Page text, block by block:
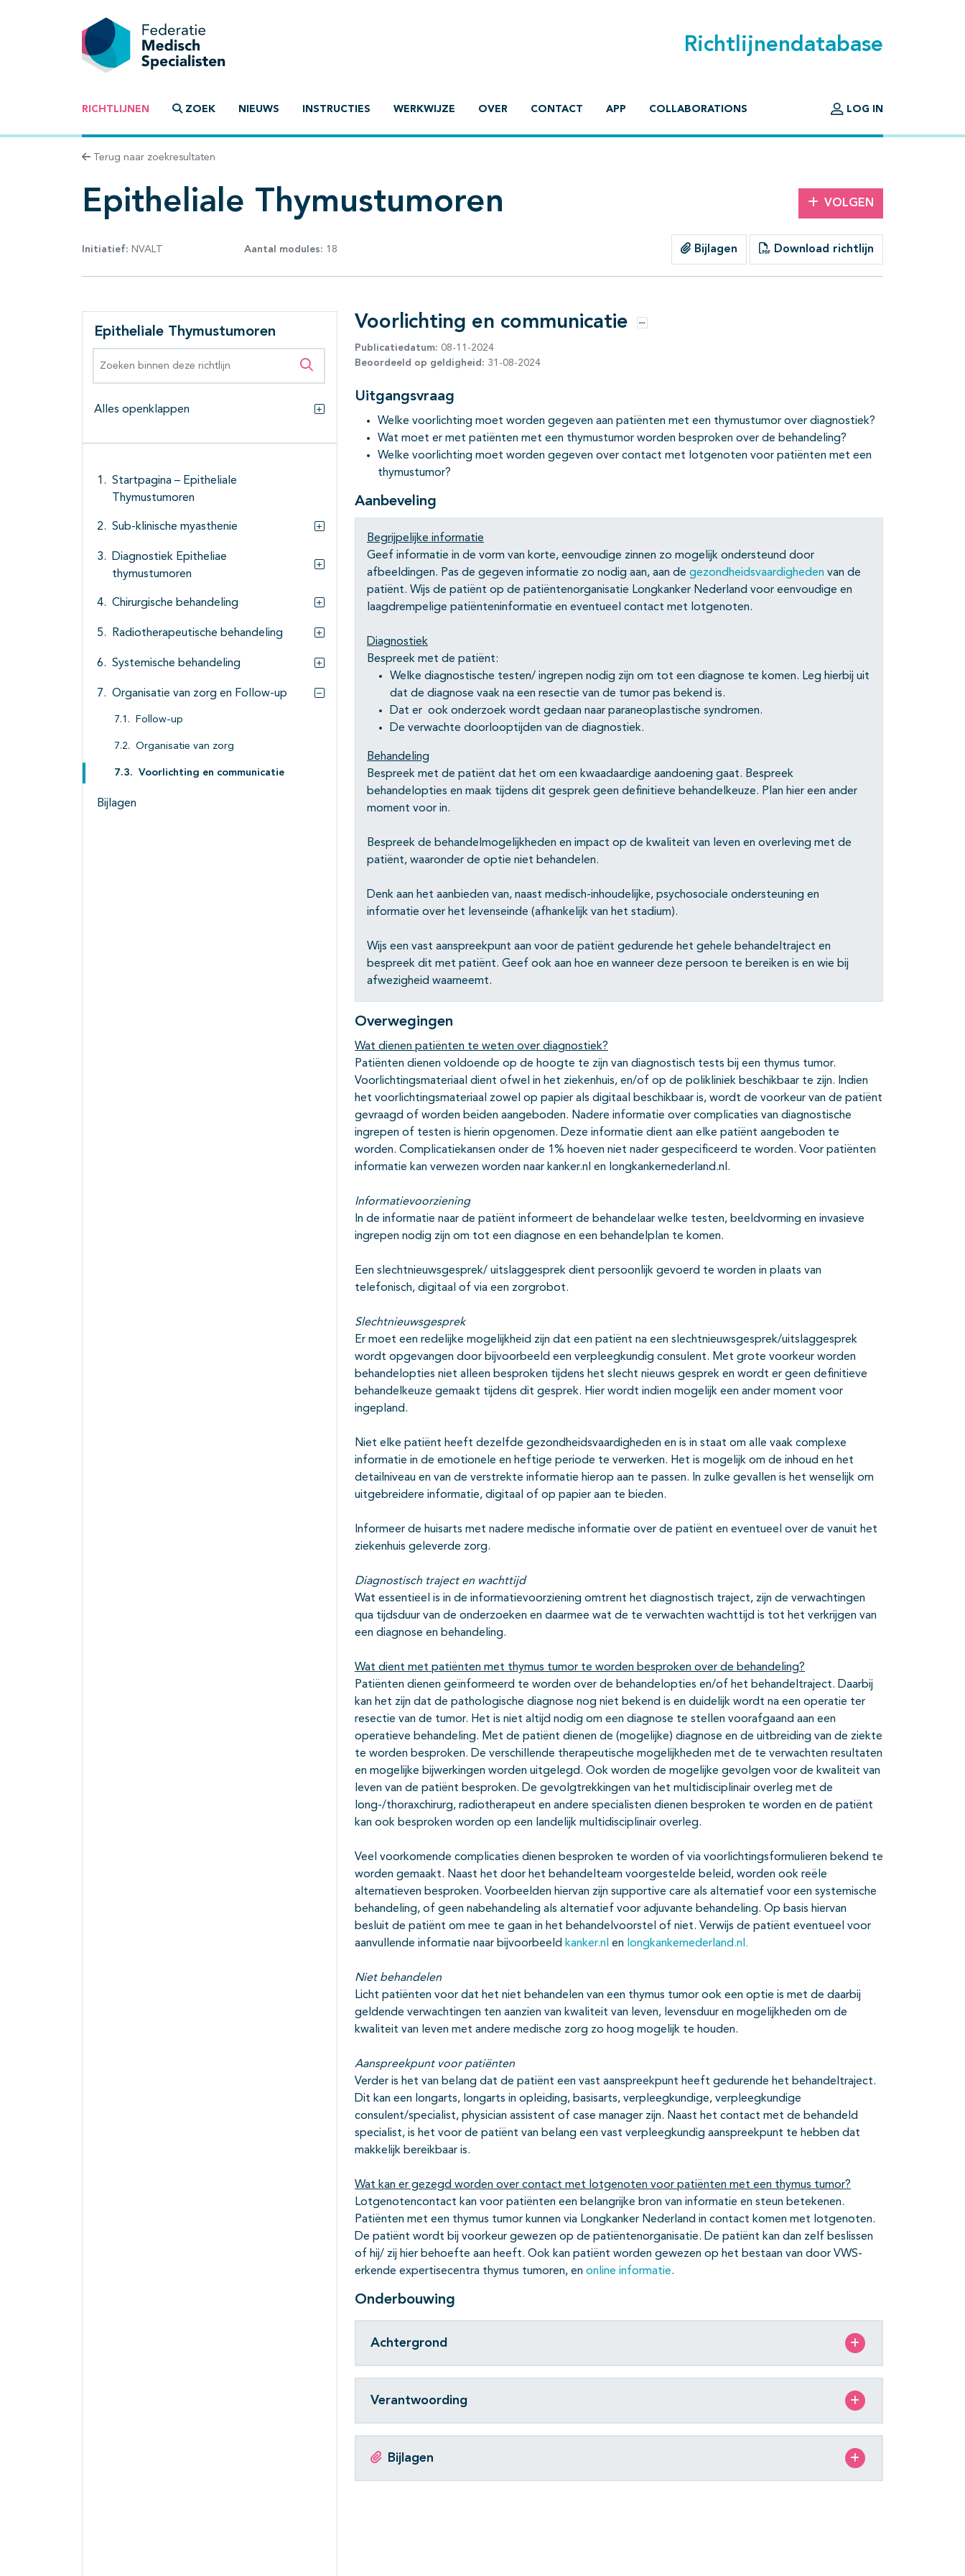
Richtlijnendatabase
RICHTLIJNEN ZOEK NIEUWS INSTRUCTIES WERKWIJZE OVER CONTACT APP COLLABORATIONS LOG IN
Terug naar zoekresultaten
Epitheliale Thymustumoren VOLGEN
Initiatief: NVALT Aantal modules: 18 Bijlagen Download richtlijn
Epitheliale Thymustumoren
Zoeken binnen deze richtlijn
Alles openklappen
Alles openklappen
Startpagina – Epitheliale
Thymustumoren
Sub-klinische myasthenie
Subpagina's open- en dichtklappen
Diagnostiek Epitheliae
thymustumoren
Subpagina's open- en dichtklappen
Chirurgische behandeling
Radiotherapeutische behandeling
Subpagina's open- en dichtklappen
Systemische behandeling
Subpagina's open- en dichtklappen
Organisatie van zorg en Follow-up
Subpagina's open- en dichtklappen
Follow-up
Organisatie van zorg
Voorlichting en communicatie
Bijlagen
Voorlichting en communicatie Opties
Publicatiedatum: 08-11-2024
Beoordeeld op geldigheid: 31-08-2024
Uitgangsvraag
Welke voorlichting moet worden gegeven aan patiënten met een thymustumor over diagnostiek?
Wat moet er met patiënten met een thymustumor worden besproken over de behandeling?
Welke voorlichting moet worden gegeven over contact met lotgenoten voor patiënten met een
thymustumor?
Aanbeveling
Begrijpelijke informatie
Geef informatie in de vorm van korte, eenvoudige zinnen zo mogelijk ondersteund door
afbeeldingen. Pas de gegeven informatie zo nodig aan, aan de gezondheidsvaardigheden van de
patiënt. Wijs de patiënt op de patiëntenorganisatie Longkanker Nederland voor eenvoudige en
laagdrempelige patiënteninformatie en eventueel contact met lotgenoten.
Diagnostiek
Bespreek met de patiënt:
Welke diagnostische testen/ ingrepen nodig zijn om tot een diagnose te komen. Leg hierbij uit
dat de diagnose vaak na een resectie van de tumor pas bekend is.
Dat er ook onderzoek wordt gedaan naar paraneoplastische syndromen.
De verwachte doorlooptijden van de diagnostiek.
Behandeling
Bespreek met de patiënt dat het om een kwaadaardige aandoening gaat. Bespreek
behandelopties en maak tijdens dit gesprek geen definitieve behandelkeuze. Plan hier een ander
moment voor in.
Bespreek de behandelmogelijkheden en impact op de kwaliteit van leven en overleving met de
patiënt, waaronder de optie niet behandelen.
Denk aan het aanbieden van, naast medisch-inhoudelijke, psychosociale ondersteuning en
informatie over het levenseinde (afhankelijk van het stadium).
Wijs een vast aanspreekpunt aan voor de patiënt gedurende het gehele behandeltraject en
bespreek dit met patiënt. Geef ook aan hoe en wanneer deze persoon te bereiken is en wie bij
afwezigheid waarneemt.
Overwegingen
Wat dienen patiënten te weten over diagnostiek?
Patiënten dienen voldoende op de hoogte te zijn van diagnostisch tests bij een thymus tumor.
Voorlichtingsmateriaal dient ofwel in het ziekenhuis, en/of op de polikliniek beschikbaar te zijn. Indien
het voorlichtingsmateriaal zowel op papier als digitaal beschikbaar is, wordt de voorkeur van de patiënt
gevraagd of worden beiden aangeboden. Nadere informatie over complicaties van diagnostische
ingrepen of testen is hierin opgenomen. Deze informatie dient aan elke patiënt aangeboden te
worden. Complicatiekansen onder de 1% hoeven niet nader gespecificeerd te worden. Voor patiënten
informatie kan verwezen worden naar kanker.nl en longkankernederland.nl.
Informatievoorziening
In de informatie naar de patiënt informeert de behandelaar welke testen, beeldvorming en invasieve
ingrepen nodig zijn om tot een diagnose en een behandelplan te komen.
Een slechtnieuwsgesprek/ uitslaggesprek dient persoonlijk gevoerd te worden in plaats van
telefonisch, digitaal of via een zorgrobot.
Slechtnieuwsgesprek
Er moet een redelijke mogelijkheid zijn dat een patiënt na een slechtnieuwsgesprek/uitslaggesprek
wordt opgevangen door bijvoorbeeld een verpleegkundig consulent. Met grote voorkeur worden
behandelopties niet alleen besproken tijdens het slecht nieuws gesprek en wordt er geen definitieve
behandelkeuze gemaakt tijdens dit gesprek. Hier wordt indien mogelijk een ander moment voor
ingepland.
Niet elke patiënt heeft dezelfde gezondheidsvaardigheden en is in staat om alle vaak complexe
informatie in de emotionele en heftige periode te verwerken. Het is mogelijk om de inhoud en het
detailniveau en van de verstrekte informatie hierop aan te passen. In zulke gevallen is het wenselijk om
uitgebreidere informatie, digitaal of op papier aan te bieden.
Informeer de huisarts met nadere medische informatie over de patiënt en eventueel over de vanuit het
ziekenhuis geleverde zorg.
Diagnostisch traject en wachttijd
Wat essentieel is in de informatievoorziening omtrent het diagnostisch traject, zijn de verwachtingen
qua tijdsduur van de onderzoeken en daarmee wat de te verwachten wachttijd is tot het verkrijgen van
een diagnose en behandeling.
Wat dient met patiënten met thymus tumor te worden besproken over de behandeling?
Patiënten dienen geïnformeerd te worden over de behandelopties en/of het behandeltraject. Daarbij
kan het zijn dat de pathologische diagnose nog niet bekend is en duidelijk wordt na een operatie ter
resectie van de tumor. Het is niet altijd nodig om een diagnose te stellen voorafgaand aan een
operatieve behandeling. Met de patiënt dienen de (mogelijke) diagnose en de uitbreiding van de ziekte
te worden besproken. De verschillende therapeutische mogelijkheden met de te verwachten resultaten
en mogelijke bijwerkingen worden uitgelegd. Ook worden de mogelijke gevolgen voor de kwaliteit van
leven van de patiënt besproken. De gevolgtrekkingen van het multidisciplinair overleg met de
long-/thoraxchirurg, radiotherapeut en andere specialisten dienen besproken te worden en de patiënt
kan ook besproken worden op een landelijk multidisciplinair overleg.
Veel voorkomende complicaties dienen besproken te worden of via voorlichtingsformulieren bekend te
worden gemaakt. Naast het door het behandelteam voorgestelde beleid, worden ook reële
alternatieven besproken. Voorbeelden hiervan zijn supportive care als alternatief voor een systemische
behandeling, of geen nabehandeling als alternatief voor adjuvante behandeling. Op basis hiervan
besluit de patiënt om mee te gaan in het behandelvoorstel of niet. Verwijs de patiënt eventueel voor
aanvullende informatie naar bijvoorbeeld kanker.nl en longkankernederland.nl.
Niet behandelen
Licht patiënten voor dat het niet behandelen van een thymus tumor ook een optie is met de daarbij
geldende verwachtingen ten aanzien van kwaliteit van leven, levensduur en mogelijkheden om de
kwaliteit van leven met andere medische zorg zo hoog mogelijk te houden.
Aanspreekpunt voor patiënten
Verder is het van belang dat de patiënt een vast aanspreekpunt heeft gedurende het behandeltraject.
Dit kan een longarts, longarts in opleiding, basisarts, verpleegkundige, verpleegkundige
consulent/specialist, physician assistent of case manager zijn. Naast het contact met de behandeld
specialist, is het voor de patiënt van belang een vast verpleegkundig aanspreekpunt te hebben dat
makkelijk bereikbaar is.
Wat kan er gezegd worden over contact met lotgenoten voor patiënten met een thymus tumor?
Lotgenotencontact kan voor patiënten een belangrijke bron van informatie en steun betekenen.
Patiënten met een thymus tumor kunnen via Longkanker Nederland in contact komen met lotgenoten.
De patiënt wordt bij voorkeur gewezen op de patiëntenorganisatie. De patiënt kan dan zelf beslissen
of hij/ zij hier behoefte aan heeft. Ook kan patiënt worden gewezen op het bestaan van door VWS-
erkende expertisecentra thymus tumoren, en online informatie.
Onderbouwing
Achtergrond
Verantwoording
Bijlagen